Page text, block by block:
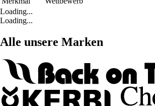
Loading...
Loading...
Alle unsere Marken